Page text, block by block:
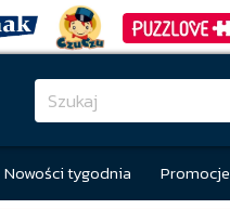
Nowości tygodnia Promocje